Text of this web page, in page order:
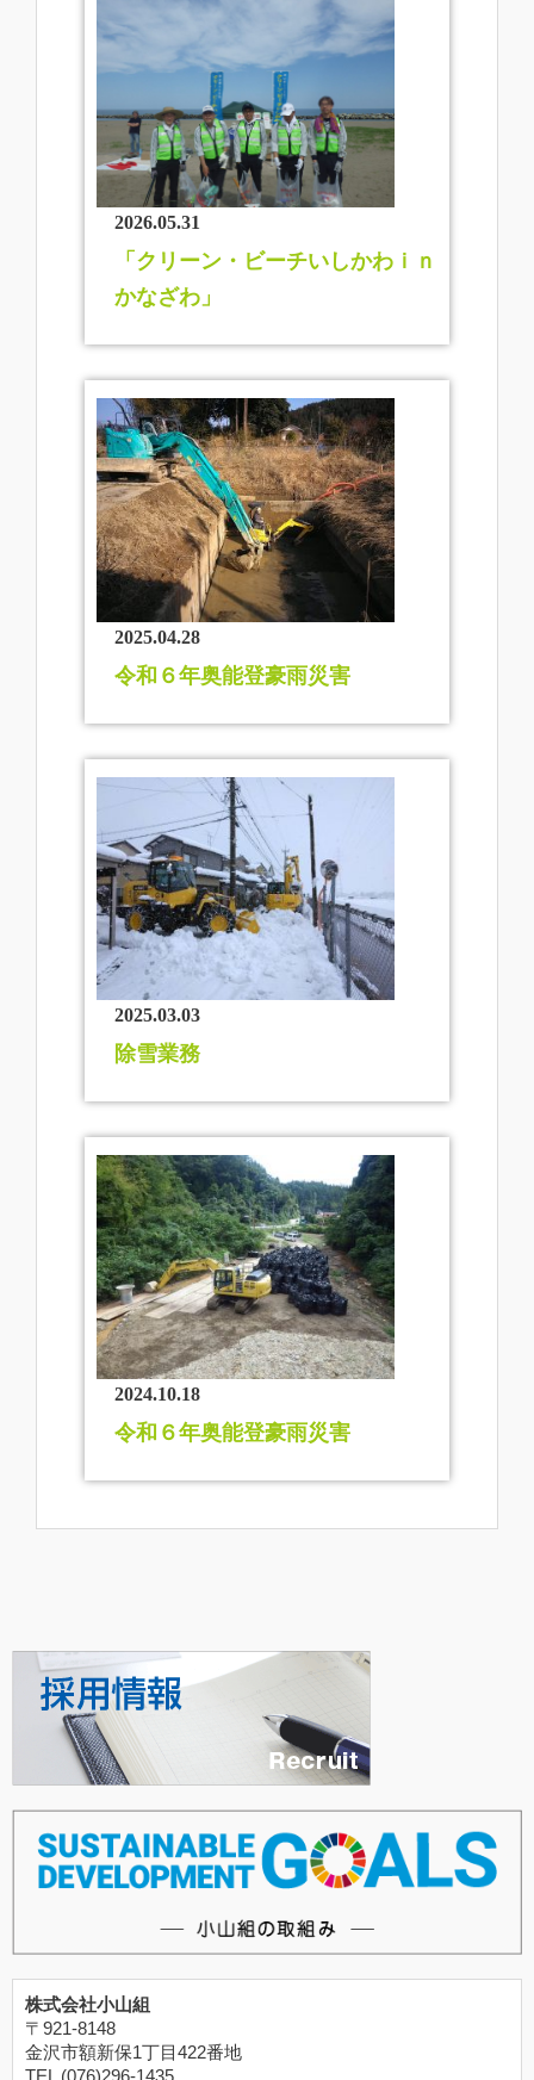
2026.05.31
「クリーン・ビーチいしかわｉｎ
かなざわ」
2025.04.28
令和６年奥能登豪雨災害
2025.03.03
除雪業務
2024.10.18
令和６年奥能登豪雨災害
株式会社小山組
〒921-8148
金沢市額新保1丁目422番地